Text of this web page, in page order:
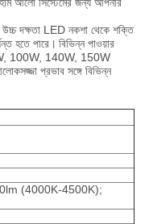
আলো সিস্টেমের জন্য আপনার
উচ্চ দক্ষতা LED নকশা থেকে শক্তি
হতে পারে। বিভিন্ন পাওয়ার
100W, 140W, 150W
প্রভাব সঙ্গে বিভিন্ন
(4000K-4500K);